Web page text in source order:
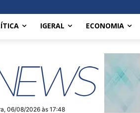
IGERAL ECONOMIA
06/08/2026 às 17:48